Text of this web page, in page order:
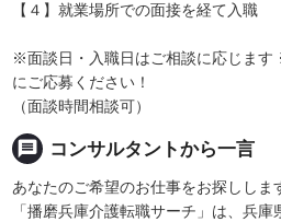
【４】就業場所での面接を経て入職
※面談日・入職日はご相談に応じま
にご応募ください！
（面談時間相談可）
message コンサルタントから一言
あなたのご希望のお仕事をお探ししま
「播磨兵庫介護転職サーチ」は、兵